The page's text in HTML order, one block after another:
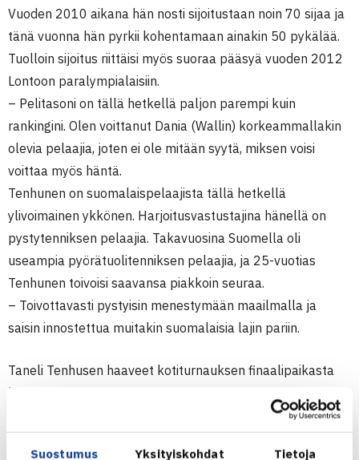
Suostumus Yksityiskohdat Tietoja
Vuoden 2010 aikana hän nosti sijoitustaan noin 70 sijaa ja
tänä vuonna hän pyrkii kohentamaan ainakin 50 pykälää.
Tuolloin sijoitus riittäisi myös suoraa pääsyä vuoden 2012
Lontoon paralympialaisiin.
– Pelitasoni on tällä hetkellä paljon parempi kuin
rankingini. Olen voittanut Dania (Wallin) korkeammallakin
olevia pelaajia, joten ei ole mitään syytä, miksen voisi
voittaa myös häntä.
Tenhunen on suomalaispelaajista tällä hetkellä
ylivoimainen ykkönen. Harjoitusvastustajina hänellä on
pystytenniksen pelaajia. Takavuosina Suomella oli
useampia pyörätuolitenniksen pelaajia, ja 25-vuotias
Tenhunen toivoisi saavansa piakkoin seuraa.
– Toivottavasti pystyisin menestymään maailmalla ja
saisin innostettua muitakin suomalaisia lajin pariin.
Taneli Tenhusen haaveet kotiturnauksen finaalipaikasta
haihtuivat välieräottelutappioon Italian Luca Spanolle 6 3,
7-5.Toisessa välierässä Ruotsin Dan Wallin voitti Diego
Amadorin, joka oli puolivälierissä kukistanut villillä kortilla